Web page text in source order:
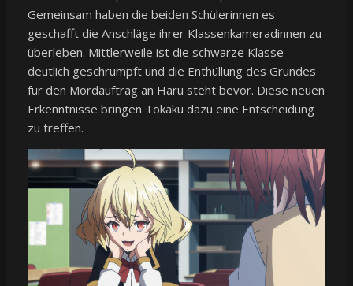
Gemeinsam haben die beiden Schülerinnen es
geschafft die Anschläge ihrer Klassenkameradinnen zu
überleben. Mittlerweile ist die schwarze Klasse
deutlich geschrumpft und die Enthüllung des Grundes
für den Mordauftrag an Haru steht bevor. Diese neuen
Erkenntnisse bringen Tokaku dazu eine Entscheidung
zu treffen.